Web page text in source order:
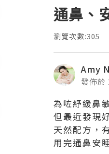
通鼻、
瀏覽次數:305
Amy
發佈於
為咗紓緩鼻
但最近發現
天然配方，
用完通鼻安